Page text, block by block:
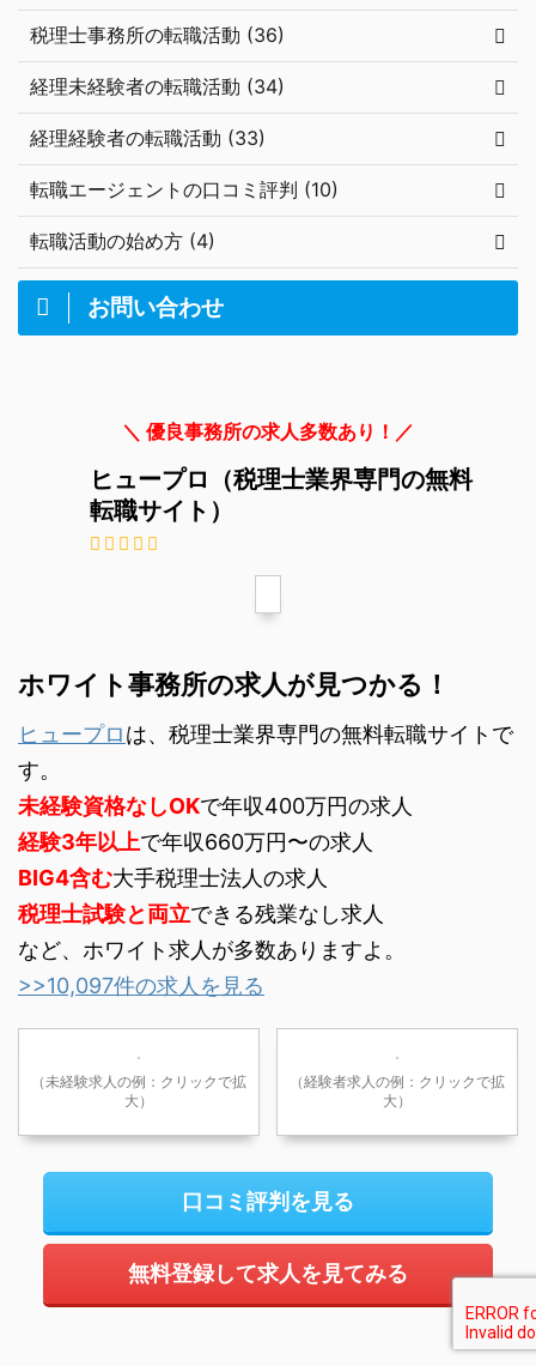
税理士事務所の転職活動 (36)
経理未経験者の転職活動 (34)
経理経験者の転職活動 (33)
転職エージェントの口コミ評判 (10)
転職活動の始め方 (4)
お問い合わせ
＼ 優良事務所の求人多数あり！／
ヒュープロ（税理士業界専門の無料
転職サイト）
ホワイト事務所の求人が見つかる！
ヒュープロは、税理士業界専門の無料転職サイトで
す。
未経験資格なしOKで年収400万円の求人
経験3年以上で年収660万円〜の求人
BIG4含む大手税理士法人の求人
税理士試験と両立できる残業なし求人
など、ホワイト求人が多数ありますよ。
>>10,097件の求人を見る
（未経験求人の例：クリックで拡
大）
（経験者求人の例：クリックで拡
大）
口コミ評判を見る
無料登録して求人を見てみる